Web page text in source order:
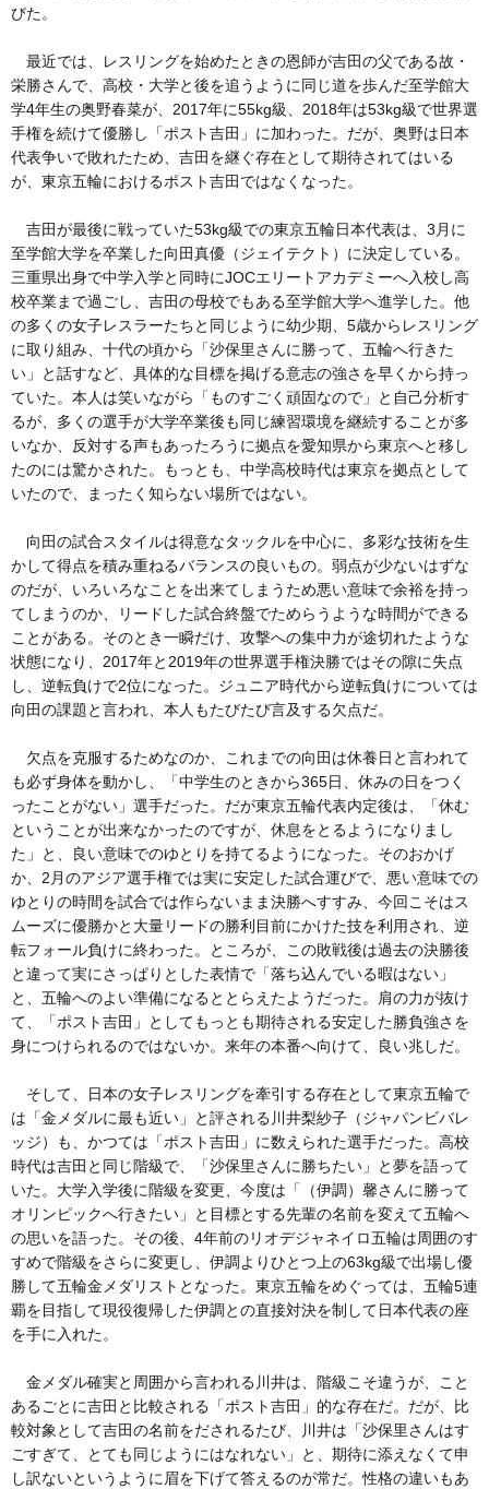
びた。
最近では、レスリングを始めたときの恩師が吉田の父である故・
栄勝さんで、高校・大学と後を追うように同じ道を歩んだ至学館大
学4年生の奥野春菜が、2017年に55kg級、2018年は53kg級で世界選
手権を続けて優勝し「ポスト吉田」に加わった。だが、奥野は日本
代表争いで敗れたため、吉田を継ぐ存在として期待されてはいる
が、東京五輪におけるポスト吉田ではなくなった。
吉田が最後に戦っていた53kg級での東京五輪日本代表は、3月に
至学館大学を卒業した向田真優（ジェイテクト）に決定している。
三重県出身で中学入学と同時にJOCエリートアカデミーへ入校し高
校卒業まで過ごし、吉田の母校でもある至学館大学へ進学した。他
の多くの女子レスラーたちと同じように幼少期、5歳からレスリング
に取り組み、十代の頃から「沙保里さんに勝って、五輪へ行きた
い」と話すなど、具体的な目標を掲げる意志の強さを早くから持っ
ていた。本人は笑いながら「ものすごく頑固なので」と自己分析す
るが、多くの選手が大学卒業後も同じ練習環境を継続することが多
いなか、反対する声もあったろうに拠点を愛知県から東京へと移し
たのには驚かされた。もっとも、中学高校時代は東京を拠点として
いたので、まったく知らない場所ではない。
向田の試合スタイルは得意なタックルを中心に、多彩な技術を生
かして得点を積み重ねるバランスの良いもの。弱点が少ないはずな
のだが、いろいろなことを出来てしまうため悪い意味で余裕を持っ
てしまうのか、リードした試合終盤でためらうような時間ができる
ことがある。そのとき一瞬だけ、攻撃への集中力が途切れたような
状態になり、2017年と2019年の世界選手権決勝ではその隙に失点
し、逆転負けで2位になった。ジュニア時代から逆転負けについては
向田の課題と言われ、本人もたびたび言及する欠点だ。
欠点を克服するためなのか、これまでの向田は休養日と言われて
も必ず身体を動かし、「中学生のときから365日、休みの日をつく
ったことがない」選手だった。だが東京五輪代表内定後は、「休む
ということが出来なかったのですが、休息をとるようになりまし
た」と、良い意味でのゆとりを持てるようになった。そのおかげ
か、2月のアジア選手権では実に安定した試合運びで、悪い意味での
ゆとりの時間を試合では作らないまま決勝へすすみ、今回こそはス
ムーズに優勝かと大量リードの勝利目前にかけた技を利用され、逆
転フォール負けに終わった。ところが、この敗戦後は過去の決勝後
と違って実にさっぱりとした表情で「落ち込んでいる暇はない」
と、五輪へのよい準備になるととらえたようだった。肩の力が抜け
て、「ポスト吉田」としてもっとも期待される安定した勝負強さを
身につけられるのではないか。来年の本番へ向けて、良い兆しだ。
そして、日本の女子レスリングを牽引する存在として東京五輪で
は「金メダルに最も近い」と評される川井梨紗子（ジャパンビバレ
ッジ）も、かつては「ポスト吉田」に数えられた選手だった。高校
時代は吉田と同じ階級で、「沙保里さんに勝ちたい」と夢を語って
いた。大学入学後に階級を変更、今度は「（伊調）馨さんに勝って
オリンピックへ行きたい」と目標とする先輩の名前を変えて五輪へ
の思いを語った。その後、4年前のリオデジャネイロ五輪は周囲のす
すめで階級をさらに変更し、伊調よりひとつ上の63kg級で出場し優
勝して五輪金メダリストとなった。東京五輪をめぐっては、五輪5連
覇を目指して現役復帰した伊調との直接対決を制して日本代表の座
を手に入れた。
金メダル確実と周囲から言われる川井は、階級こそ違うが、こと
あるごとに吉田と比較される「ポスト吉田」的な存在だ。だが、比
較対象として吉田の名前をだされるたび、川井は「沙保里さんはす
ごすぎて、とても同じようにはなれない」と、期待に添えなくて申
し訳ないというように眉を下げて答えるのが常だ。性格の違いもあ